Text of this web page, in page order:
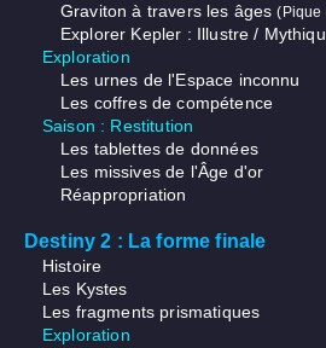
Graviton à travers les âges(Pique
Explorer Kepler : Illustre /
Exploration
Les urnes de l'Espace inconnu
Les coffres de compétence
Saison : Restitution
Les tablettes de données
Les missives de l'Âge d'or
Réappropriation
Destiny 2 : La forme finale
Histoire
Les Kystes
Les fragments prismatiques
Exploration